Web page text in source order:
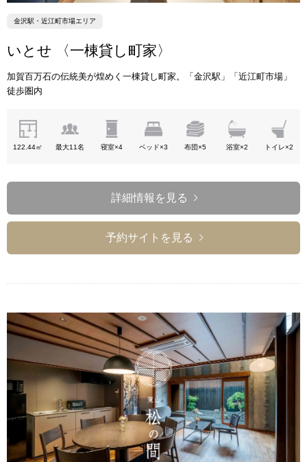
金沢駅・近江町市場エリア
いとせ 〈一棟貸し町家〉
加賀百万石の伝統美が煌めく一棟貸し町家。「金沢駅」「近江町市場」
徒歩圏内
122.44㎡ 最大11名 寝室×4 ベッド×3 布団×5 浴室×2 トイレ×2
詳細情報を見る
予約サイトを見る